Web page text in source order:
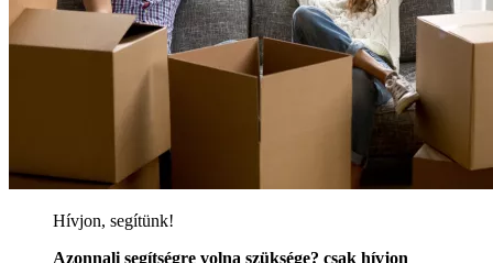
Hívjon, segítünk!
Azonnali segítségre volna szüksége? csak hívjon